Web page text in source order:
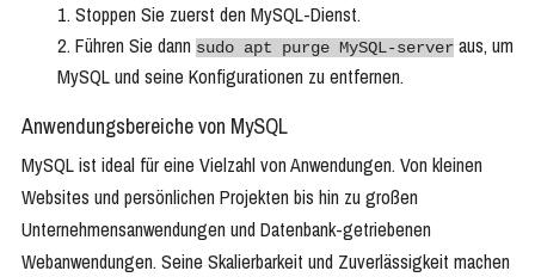
Stoppen Sie zuerst den MySQL-Dienst.
Führen Sie dann sudo apt purge MySQL-server aus, um
MySQL und seine Konfigurationen zu entfernen.
Anwendungsbereiche von MySQL
MySQL ist ideal für eine Vielzahl von Anwendungen. Von kleinen
Websites und persönlichen Projekten bis hin zu großen
Unternehmensanwendungen und Datenbank-getriebenen
Webanwendungen. Seine Skalierbarkeit und Zuverlässigkeit machen